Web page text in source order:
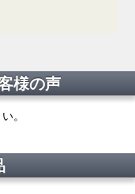
様の声
。